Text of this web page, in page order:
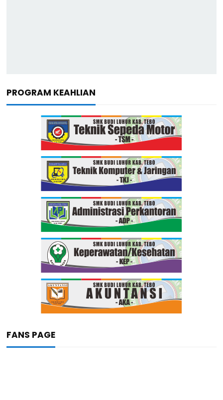
PROGRAM KEAHLIAN
FANS PAGE